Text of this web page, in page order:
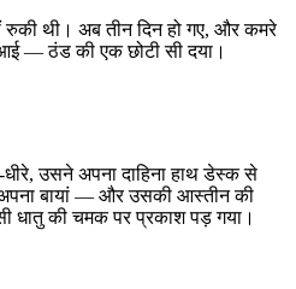
रुकी थी। अब तीन दिन हो गए, और कमरे
— ठंड की एक छोटी सी दया।
उसने अपना दाहिना हाथ डेस्क से
बायां — और उसकी आस्तीन की
धातु की चमक पर प्रकाश पड़ गया।